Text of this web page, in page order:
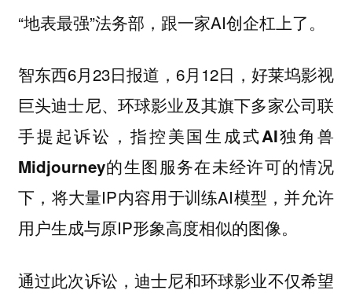
“地表最强”法务部，跟一家AI创企杠上了。
智东西6月23日报道，6月12日，好莱坞影视
巨头迪士尼、环球影业及其旗下多家公司联
手提起诉讼，指控美国生成式AI独角兽
Midjourney的生图服务在未经许可的情况
下，将大量IP内容用于训练AI模型，并允许
用户生成与原IP形象高度相似的图像。
通过此次诉讼，迪士尼和环球影业不仅希望